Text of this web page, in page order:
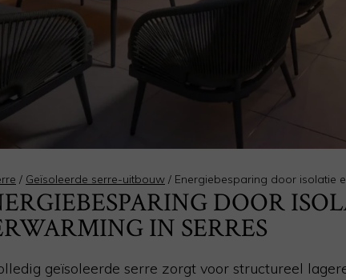
/ Geïsoleerde serre-uitbouw / Energiebesparing door isolatie
DOOR
IN SERRES
geïsoleerde serre zorgt voor structureel